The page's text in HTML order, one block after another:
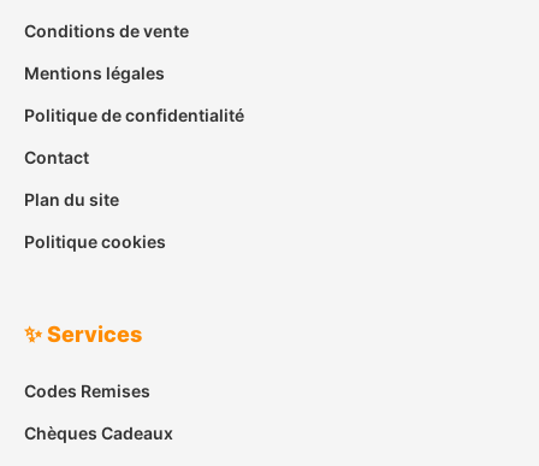
Conditions de vente
Mentions légales
Politique de confidentialité
Contact
Plan du site
Politique cookies
✨ Services
Codes Remises
Chèques Cadeaux